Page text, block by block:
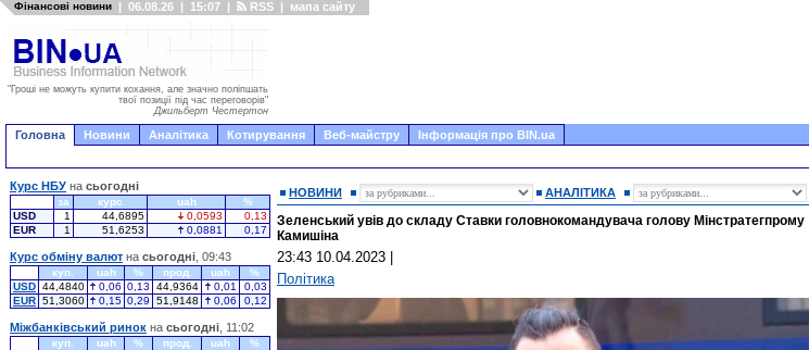
Фінансові новини | 06.08.26 | 15:07 | RSS | мапа сайту
"Гроші не можуть купити кохання, але значно поліпшать
твої позиції під час переговорів"
Джильберт Честертон
Головна Новини Аналітика Котирування Веб-майстру Інформація про BIN.ua
НОВИНИ АНАЛІТИКА
Зеленський увів до складу Ставки головнокомандувача голову Мінстратегпрому
Камишіна
23:43 10.04.2023
Політика
Курс НБУ на сьогодні
за курс uah
%
USD
1 44,6895 0,0593
0,13
EUR
1 51,6253 0,0881 0,17
Курс обміну валют на сьогодні , 09:43
куп. uah % прод. uah
%
USD 44,4840 0,06 0,13 44,9364 0,01
0,03
EUR 51,3060 0,15 0,29 51,9148 0,06 0,12
Міжбанківський ринок на сьогодні , 11:02
куп. uah % прод. uah
%